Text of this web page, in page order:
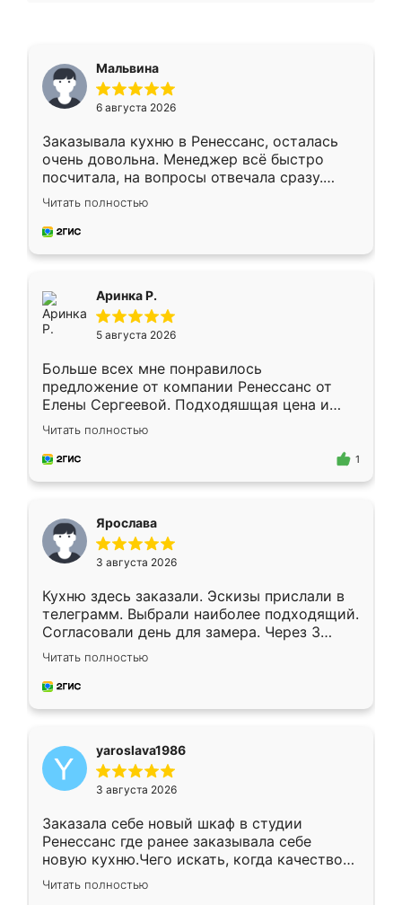
Мальвина
6 августа 2026
Заказывала кухню в Ренессанс, осталась
очень довольна. Менеджер всё быстро
посчитала, на вопросы отвечала сразу.
Замерщик приехал в субботу, подошёл к
делу со всей ответственностью. Собрали
за день, ребята работали аккуратно, даже
Читать полностью
Аринка Р.
5 августа 2026
Больше всех мне понравилось
предложение от компании Ренессанс от
Елены Сергеевой. Подходяшщая цена и
короткие сроки изготовления. Приехавший
для замера сотрудник Владислав
предложил по моему эскизу самый
Читать полностью
1
Ярослава
3 августа 2026
Кухню здесь заказали. Эскизы прислали в
телеграмм. Выбрали наиболее подходящий.
Согласовали день для замера. Через 3
недели кухня была уже готова. Остались
довольны работой. Спасибо Ренессанс
мебель за качественную работу!
Читать полностью
yaroslava1986
3 августа 2026
Заказала себе новый шкаф в студии
Ренессанс где ранее заказывала себе
новую кухню.Чего искать, когда качеством
вполне довольна. Служит кухня уже почти
два года, нареканий нет.
Читать полностью